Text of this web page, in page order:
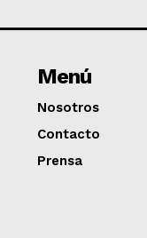
Menú
Nosotros
Contacto
Prensa